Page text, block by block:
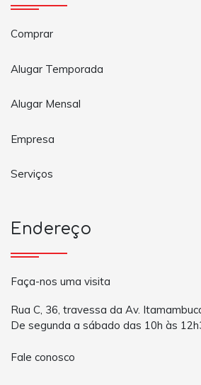
Comprar
Alugar Temporada
Alugar Mensal
Empresa
Serviços
Endereço
Faça-nos uma visita
Rua C, 36, travessa da Av.
De segunda a sábado das 10h às
Fale conosco